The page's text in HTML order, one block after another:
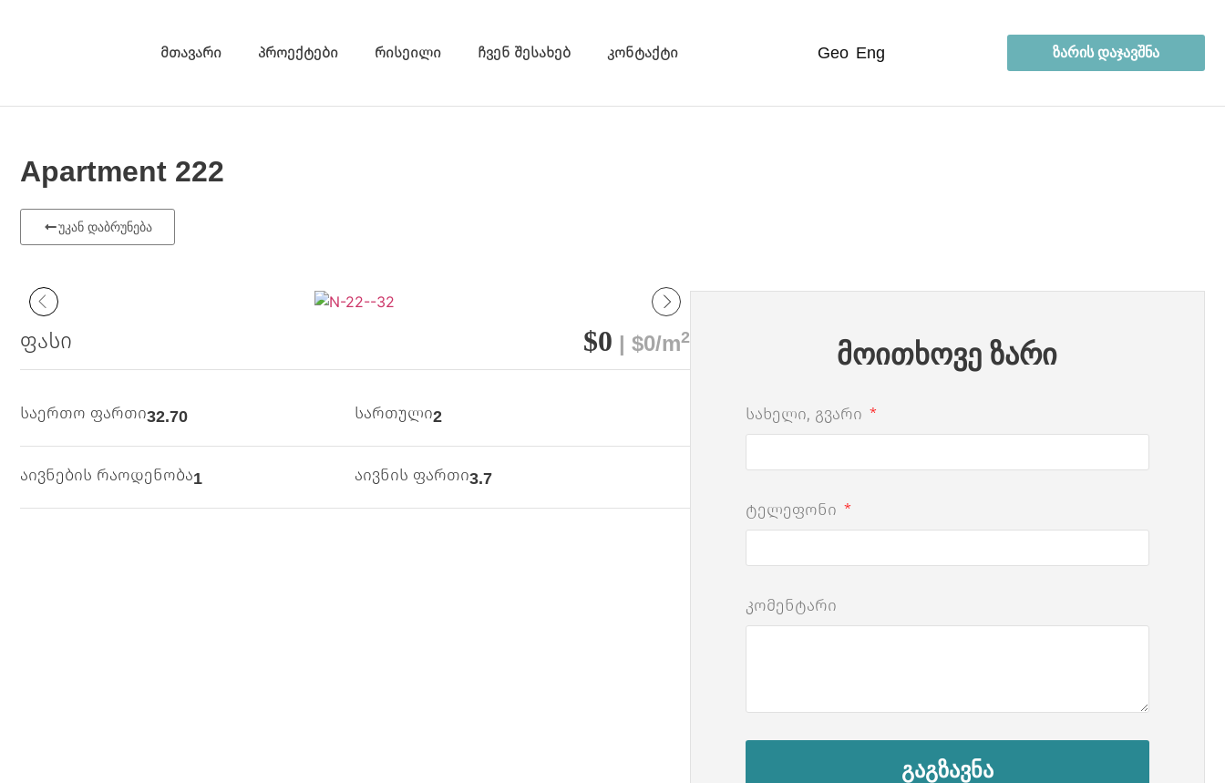
მთავარი პროექტები რისეილი ჩვენ შესახებ კონტაქტი geo eng ზარის დაჯავშნა
Apartment 222
უკან დაბრუნება
ფასი $0 | $0/m2
საერთო ფართი32.70 სართული2
აივნების რაოდენობა1 აივნის ფართი3.7
მოითხოვე ზარი
სახელი, გვარი
ტელეფონი
კომენტარი
გაგზავნა